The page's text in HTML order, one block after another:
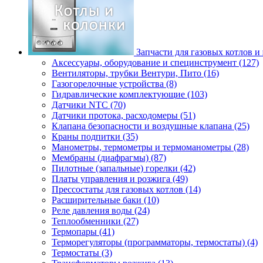
Запчасти для газовых котлов и
Аксессуары, оборудование и специнструмент (127)
Вентиляторы, трубки Вентури, Пито (16)
Газогорелочные устройства (8)
Гидравлические комплектующие (103)
Датчики NTC (70)
Датчики протока, расходомеры (51)
Клапана безопасности и воздушные клапана (25)
Краны подпитки (35)
Манометры, термометры и термоманометры (28)
Мембраны (диафрагмы) (87)
Пилотные (запальные) горелки (42)
Платы управления и розжига (49)
Прессостаты для газовых котлов (14)
Расширительные баки (10)
Реле давления воды (24)
Теплообменники (27)
Термопары (41)
Терморегуляторы (программаторы, термостаты) (4)
Термостаты (3)